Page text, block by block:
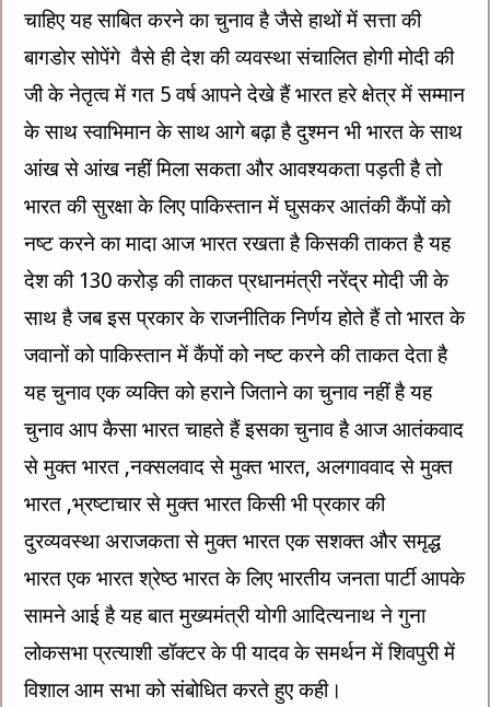
चाहिए यह साबित करने का चुनाव है जैसे हाथों में सत्ता की
बागडोर सोपेंगे वैसे ही देश की व्यवस्था संचालित होगी मोदी की
जी के नेतृत्व में गत 5 वर्ष आपने देखे हैं भारत हरे क्षेत्र में सम्मान
के साथ स्वाभिमान के साथ आगे बढ़ा है दुश्मन भी भारत के साथ
आंख से आंख नहीं मिला सकता और आवश्यकता पड़ती है तो
भारत की सुरक्षा के लिए पाकिस्तान में घुसकर आतंकी कैंपों को
नष्ट करने का मादा आज भारत रखता है किसकी ताकत है यह
देश की 130 करोड़ की ताकत प्रधानमंत्री नरेंद्र मोदी जी के
साथ है जब इस प्रकार के राजनीतिक निर्णय होते हैं तो भारत के
जवानों को पाकिस्तान में कैंपों को नष्ट करने की ताकत देता है
यह चुनाव एक व्यक्ति को हराने जिताने का चुनाव नहीं है यह
चुनाव आप कैसा भारत चाहते हैं इसका चुनाव है आज आतंकवाद
से मुक्त भारत ,नक्सलवाद से मुक्त भारत, अलगाववाद से मुक्त
भारत ,भ्रष्टाचार से मुक्त भारत किसी भी प्रकार की
दुरव्यवस्था अराजकता से मुक्त भारत एक सशक्त और समृद्ध
भारत एक भारत श्रेष्ठ भारत के लिए भारतीय जनता पार्टी आपके
सामने आई है यह बात मुख्यमंत्री योगी आदित्यनाथ ने गुना
लोकसभा प्रत्याशी डॉक्टर के पी यादव के समर्थन में शिवपुरी में
विशाल आम सभा को संबोधित करते हुए कही।